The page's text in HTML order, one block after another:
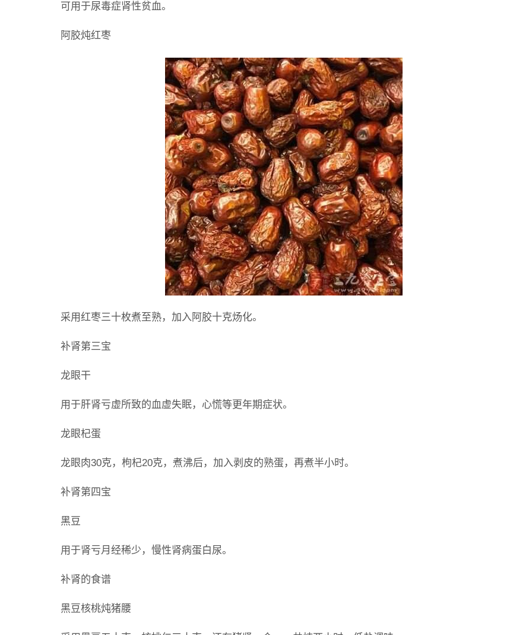
可用于尿毒症肾性贫血。
阿胶炖红枣
采用红枣三十枚煮至熟，加入阿胶十克炀化。
补肾第三宝
龙眼干
用于肝肾亏虚所致的血虚失眠，心慌等更年期症状。
龙眼杞蛋
龙眼肉30克，枸杞20克，煮沸后，加入剥皮的熟蛋，再煮半小时。
补肾第四宝
黑豆
用于肾亏月经稀少，慢性肾病蛋白尿。
补肾的食谱
黑豆核桃炖猪腰